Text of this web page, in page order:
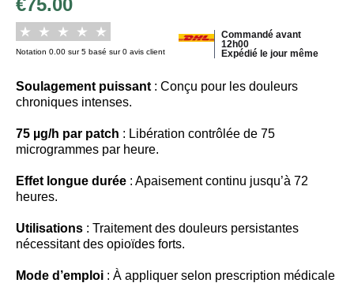
€75.00
Notation 0.00 sur 5 basé sur 0 avis client
Commandé avant
12h00
Expédié le jour même
Soulagement puissant : Conçu pour les douleurs
chroniques intenses.
75 µg/h par patch : Libération contrôlée de 75
microgrammes par heure.
Effet longue durée : Apaisement continu jusqu’à 72
heures.
Utilisations : Traitement des douleurs persistantes
nécessitant des opioïdes forts.
Mode d’emploi : À appliquer selon prescription médicale